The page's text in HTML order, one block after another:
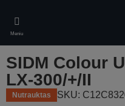
main
content
Meniu
SIDM Colour
LX-300/+/II
Nutrauktas SKU: